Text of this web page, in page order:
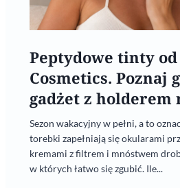
Peptydowe tinty od
Cosmetics. Poznaj
gadżet z holderem
Sezon wakacyjny w pełni, a to
torebki zapełniają się okularami
kremami z filtrem i mnóstwem
w których łatwo się zgubić. Ile...